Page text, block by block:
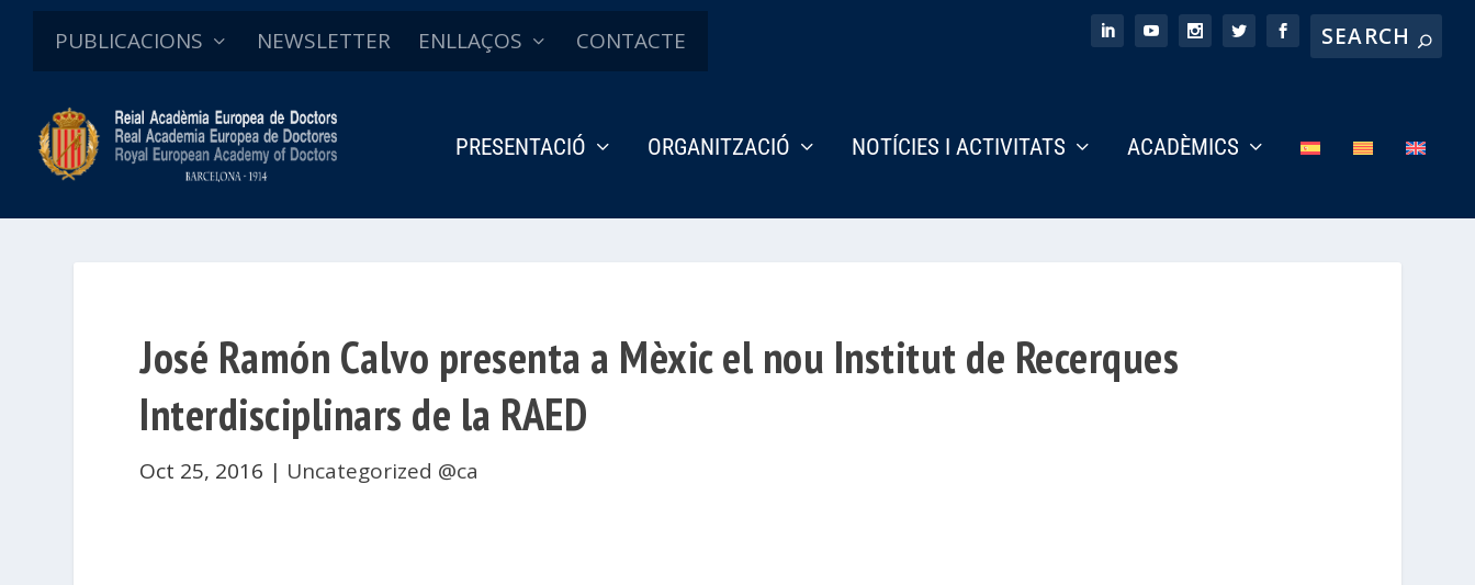
PUBLICACIONS NEWSLETTER ENLLAÇOS CONTACTE
PRESENTACIÓ ORGANITZACIÓ NOTÍCIES I ACTIVITATS ACADÈMICS
José Ramón Calvo presenta a Mèxic el nou Institut de Recerques
Interdisciplinars de la RAED
Oct 25, 2016 | Uncategorized @ca